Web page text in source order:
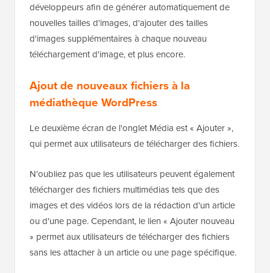
développeurs afin de générer automatiquement de
nouvelles tailles d'images, d'ajouter des tailles
d'images supplémentaires à chaque nouveau
téléchargement d'image, et plus encore.
Ajout de nouveaux fichiers à la
médiathèque WordPress
Le deuxième écran de l'onglet Média est « Ajouter »,
qui permet aux utilisateurs de télécharger des fichiers.
N'oubliez pas que les utilisateurs peuvent également
télécharger des fichiers multimédias tels que des
images et des vidéos lors de la rédaction d'un article
ou d'une page. Cependant, le lien « Ajouter nouveau
» permet aux utilisateurs de télécharger des fichiers
sans les attacher à un article ou une page spécifique.